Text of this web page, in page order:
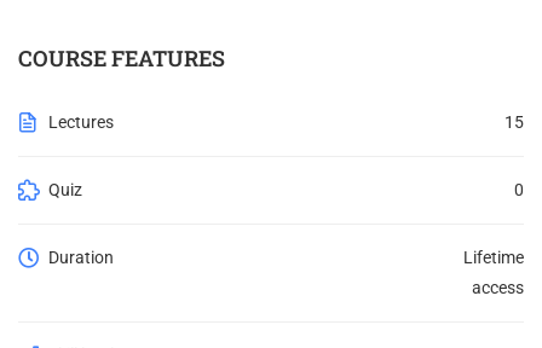
COURSE FEATURES
Lectures 15
Quiz 0
Duration
Lifetime
access